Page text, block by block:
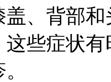
盖、背部
些症状